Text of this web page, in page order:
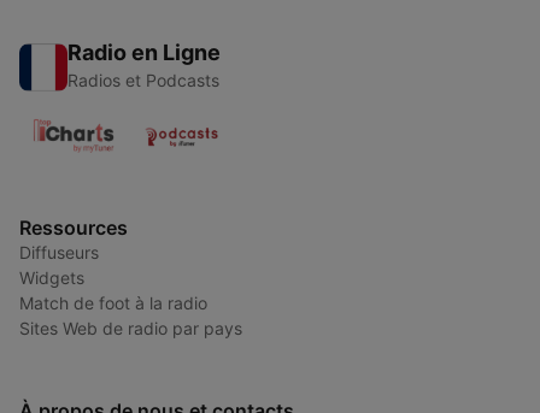
Radio en Ligne
Radios et Podcasts
Ressources
Diffuseurs
Widgets
Match de foot à la radio
Sites Web de radio par pays